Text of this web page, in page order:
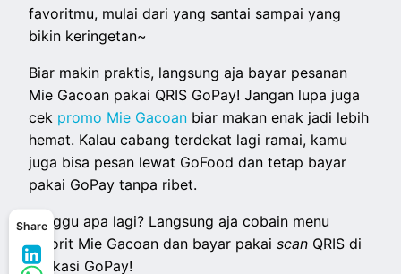
Share
favoritmu, mulai dari yang santai sampai yang
bikin keringetan~
Biar makin praktis, langsung aja bayar pesanan
Mie Gacoan pakai QRIS GoPay! Jangan lupa juga
cek promo Mie Gacoan biar makan enak jadi lebih
hemat. Kalau cabang terdekat lagi ramai, kamu
juga bisa pesan lewat GoFood dan tetap bayar
pakai GoPay tanpa ribet.
Tunggu apa lagi? Langsung aja cobain menu
favorit Mie Gacoan dan bayar pakaiscan QRIS di
aplikasi GoPay!